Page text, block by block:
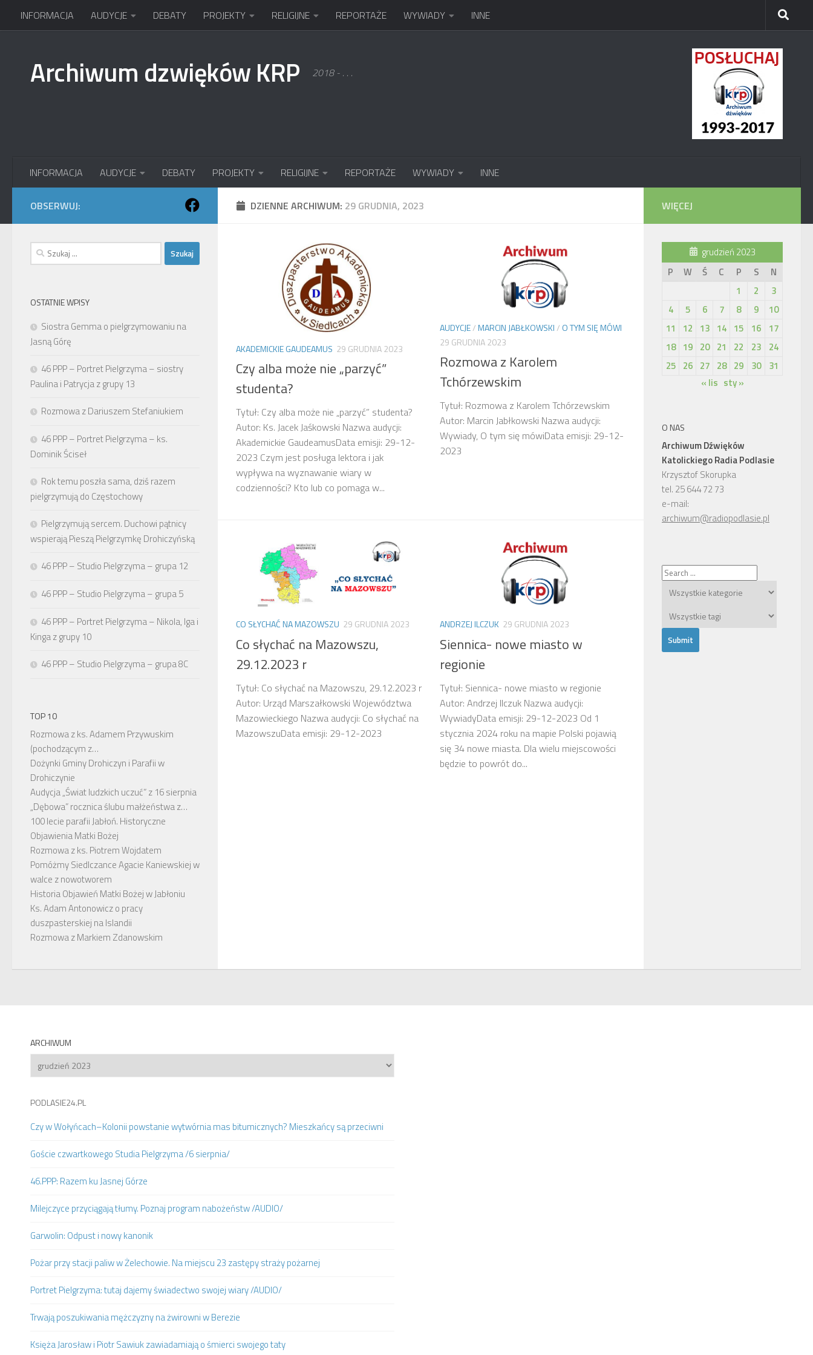
Przejdź do treści
INFORMACJA AUDYCJE DEBATY PROJEKTY RELIGIJNE REPORTAŻE WYWIADY INNE
Archiwum dzwięków KRP 2018 - . . .
INFORMACJA AUDYCJE DEBATY PROJEKTY RELIGIJNE REPORTAŻE WYWIADY INNE
DZIENNE ARCHIWUM: 29 GRUDNIA, 2023
AKADEMICKIE GAUDEAMUS 29 GRUDNIA 2023
Czy alba może nie „parzyć”
studenta?
Tytuł: Czy alba może nie „parzyć” studenta?
Autor: Ks. Jacek Jaśkowski Nazwa audycji:
Akademickie GaudeamusData emisji: 29-12-
2023 Czym jest posługa lektora i jak
wypływa na wyznawanie wiary w
codzienności? Kto lub co pomaga w...
AUDYCJE/MARCIN JABŁKOWSKI/ O TYM SIĘ MÓWI
29 GRUDNIA 2023
Rozmowa z Karolem
Tchórzewskim
Tytuł: Rozmowa z Karolem Tchórzewskim
Autor: Marcin Jabłkowski Nazwa audycji:
Wywiady, O tym się mówiData emisji: 29-12-
2023
CO SŁYCHAĆ NA MAZOWSZU 29 GRUDNIA 2023
Co słychać na Mazowszu,
29.12.2023 r
Tytuł: Co słychać na Mazowszu, 29.12.2023 r
Autor: Urząd Marszałkowski Województwa
Mazowieckiego Nazwa audycji: Co słychać na
MazowszuData emisji: 29-12-2023
ANDRZEJ ILCZUK 29 GRUDNIA 2023
Siennica- nowe miasto w
regionie
Tytuł: Siennica- nowe miasto w regionie
Autor: Andrzej Ilczuk Nazwa audycji:
WywiadyData emisji: 29-12-2023 Od 1
stycznia 2024 roku na mapie Polski pojawią
się 34 nowe miasta. Dla wielu miejscowości
będzie to powrót do...
OBSERWUJ:
Szukaj:
OSTATNIE WPISY
Siostra Gemma o pielgrzymowaniu na
Jasną Górę
46 PPP – Portret Pielgrzyma – siostry
Paulina i Patrycja z grupy 13
Rozmowa z Dariuszem Stefaniukiem
46 PPP – Portret Pielgrzyma – ks.
Dominik Ściseł
Rok temu poszła sama, dziś razem
pielgrzymują do Częstochowy
Pielgrzymują sercem. Duchowi pątnicy
wspierają Pieszą Pielgrzymkę Drohiczyńską
46 PPP – Studio Pielgrzyma – grupa 12
46 PPP – Studio Pielgrzyma – grupa 5
46 PPP – Portret Pielgrzyma – Nikola, Iga i
Kinga z grupy 10
46 PPP – Studio Pielgrzyma – grupa 8C
TOP 10
Rozmowa z ks. Adamem Przywuskim
(pochodzącym z…
Dożynki Gminy Drohiczyn i Parafii w
Drohiczynie
Audycja „Świat ludzkich uczuć” z 16 sierpnia
„Dębowa” rocznica ślubu małżeństwa z…
100 lecie parafii Jabłoń. Historyczne
Objawienia Matki Bożej
Rozmowa z ks. Piotrem Wojdatem
Pomóżmy Siedlczance Agacie Kaniewskiej w
walce z nowotworem
Historia Objawień Matki Bożej w Jabłoniu
Ks. Adam Antonowicz o pracy
duszpasterskiej na Islandii
Rozmowa z Markiem Zdanowskim
WIĘCEJ
grudzień 2023
P
W Ś C P S
N
1
2
3
4
5 6 7 8 9
10
11
12 13 14 15 16
17
18 19 20 21 22 23
24
25 26 27 28 29 30
31
« lis sty »
O NAS
Archiwum Dźwięków
Katolickiego Radia Podlasie
Krzysztof Skorupka
tel. 25 644 72 73
e-mail:
archiwum@radiopodlasie.pl
ARCHIWUM
Archiwum
PODLASIE24.PL
Czy w Wołyńcach–Kolonii powstanie wytwórnia mas bitumicznych? Mieszkańcy są przeciwni
Goście czwartkowego Studia Pielgrzyma /6 sierpnia/
46.PPP: Razem ku Jasnej Górze
Milejczyce przyciągają tłumy. Poznaj program nabożeństw /AUDIO/
Garwolin: Odpust i nowy kanonik
Pożar przy stacji paliw w Żelechowie. Na miejscu 23 zastępy straży pożarnej
Portret Pielgrzyma: tutaj dajemy świadectwo swojej wiary /AUDIO/
Trwają poszukiwania mężczyzny na żwirowni w Berezie
Księża Jarosław i Piotr Sawiuk zawiadamiają o śmierci swojego taty